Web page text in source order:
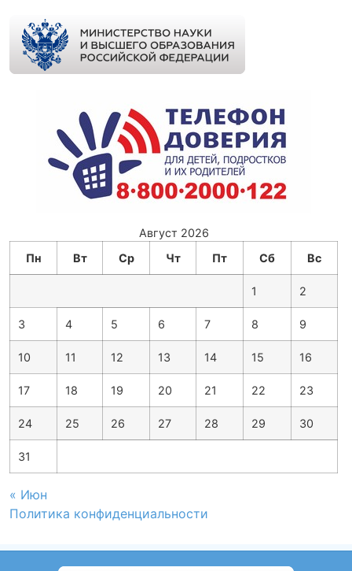
Август 2026
Пн
Вт Ср Чт Пт Сб Вс
1 2
3 4 5 6 7 8 9
10 11 12 13 14 15 16
17 18 19 20 21 22 23
24 25 26 27 28 29 30
31
« Июн
Политика конфиденциальности